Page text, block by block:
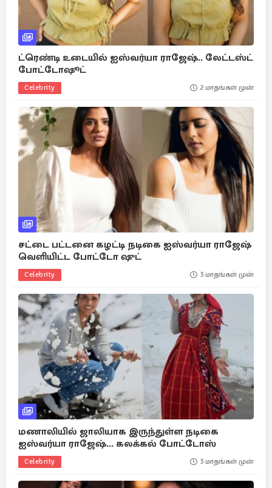
ட்ரெண்டி உடையில் ஐஸ்வர்யா ராஜேஷ்.. லேட்டஸ்ட்
போட்டோஷூட்
Celebrity 2 மாதங்கள் முன்
சட்டை பட்டனை கழட்டி நடிகை ஐஸ்வர்யா ராஜேஷ்
வெளியிட்ட போட்டோ ஷுட்
Celebrity 3 மாதங்கள் முன்
மணாலியில் ஜாலியாக இருந்துள்ள நடிகை
ஐஸ்வர்யா ராஜேஷ்... கலக்கல் போட்டோஸ்
Celebrity 3 மாதங்கள் முன்